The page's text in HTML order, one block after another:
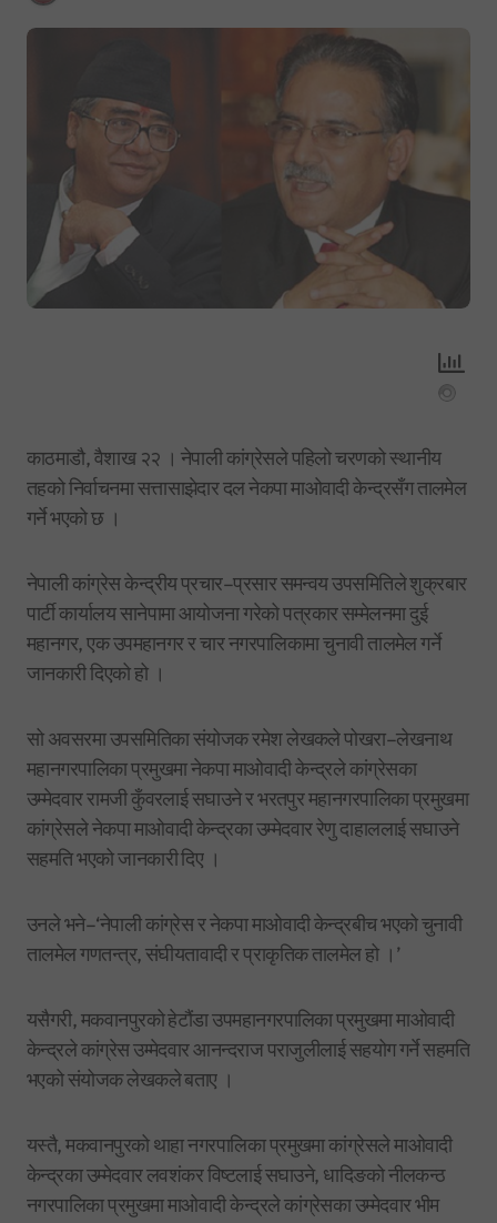
काठमाडौ, वैशाख २२ । नेपाली कांग्रेसले पहिलो चरणको स्थानीय
तहको निर्वाचनमा सत्तासाझेदार दल नेकपा माओवादी केन्द्रसँग तालमेल
गर्ने भएको छ ।
नेपाली कांग्रेस केन्द्रीय प्रचार–प्रसार समन्वय उपसमितिले शुक्रबार
पार्टी कार्यालय सानेपामा आयोजना गरेको पत्रकार सम्मेलनमा दुई
महानगर, एक उपमहानगर र चार नगरपालिकामा चुनावी तालमेल गर्ने
जानकारी दिएको हो ।
सो अवसरमा उपसमितिका संयोजक रमेश लेखकले पोखरा–लेखनाथ
महानगरपालिका प्रमुखमा नेकपा माओवादी केन्द्रले कांग्रेसका
उम्मेदवार रामजी कुँवरलाई सघाउने र भरतपुर महानगरपालिका प्रमुखमा
कांग्रेसले नेकपा माओवादी केन्द्रका उम्मेदवार रेणु दाहाललाई सघाउने
सहमति भएको जानकारी दिए ।
उनले भने–‘नेपाली कांग्रेस र नेकपा माओवादी केन्द्रबीच भएको चुनावी
तालमेल गणतन्त्र, संघीयतावादी र प्राकृतिक तालमेल हो ।’
यसैगरी, मकवानपुरको हेटौंडा उपमहानगरपालिका प्रमुखमा माओवादी
केन्द्रले कांग्रेस उम्मेदवार आनन्दराज पराजुलीलाई सहयोग गर्ने सहमति
भएको संयोजक लेखकले बताए ।
यस्तै, मकवानपुरको थाहा नगरपालिका प्रमुखमा कांग्रेसले माओवादी
केन्द्रका उम्मेदवार लवशंकर विष्टलाई सघाउने, धादिङको नीलकन्ठ
नगरपालिका प्रमुखमा माओवादी केन्द्रले कांग्रेसका उम्मेदवार भीम